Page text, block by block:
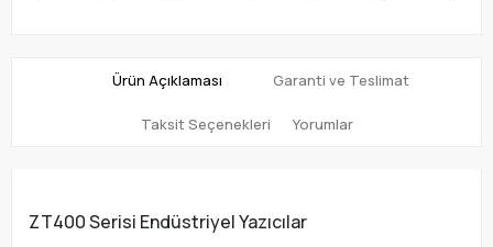
Ürün Açıklaması Garanti ve Teslimat
Taksit Seçenekleri Yorumlar
ZT400 Serisi Endüstriyel Yazıcılar